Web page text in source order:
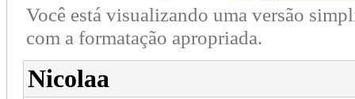
Você está visualizando uma versão
com a formatação apropriada.
Nicolaa